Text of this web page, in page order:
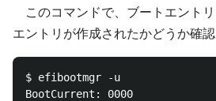
このコマンドで、ブートエント
エントリが作成されたかどうか確認
$ efibootmgr -u
BootCurrent: 0000